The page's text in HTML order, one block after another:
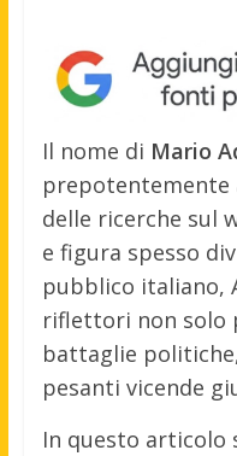
Il nome di Mario
prepotentemente
delle ricerche sul
e figura spesso
pubblico italiano,
riflettori non solo
battaglie
pesanti vicende
In questo